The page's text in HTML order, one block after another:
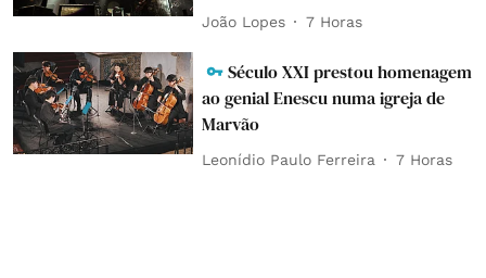
João Lopes 7 Horas
Século XXI prestou homenagem
ao genial Enescu numa igreja de
Marvão
Leonídio Paulo Ferreira 7 Horas